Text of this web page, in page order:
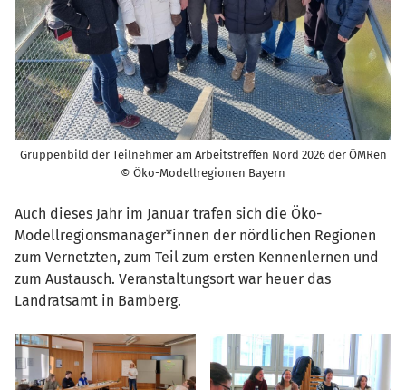
Gruppenbild der Teilnehmer am Arbeitstreffen Nord 2026 der ÖMRen
© Öko-Modellregionen Bayern
Auch dieses Jahr im Januar trafen sich die Öko-
Modellregionsmanager*innen der nördlichen Regionen
zum Vernetzten, zum Teil zum ersten Kennenlernen und
zum Austausch. Veranstaltungsort war heuer das
Landratsamt in Bamberg.